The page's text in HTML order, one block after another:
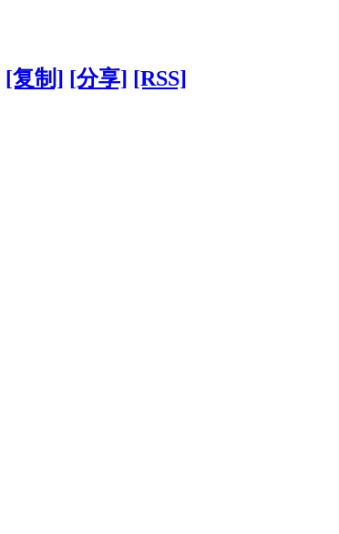
[复制] [分享] [RSS]